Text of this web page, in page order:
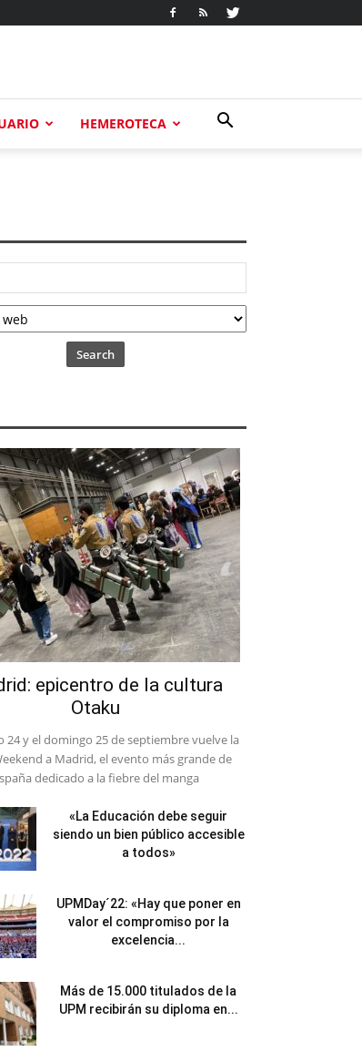
HEMEROTECA
Search
epicentro de la cultura
Otaku
24 y el domingo 25 de septiembre vuelve la
a Madrid, el evento más grande de
dedicado a la fiebre del manga
«La Educación debe seguir
siendo un bien público accesible
a todos»
UPMDay´22: «Hay que poner en
valor el compromiso por la
excelencia...
Más de 15.000 titulados de la
UPM recibirán su diploma en...